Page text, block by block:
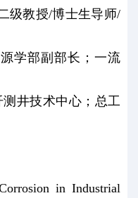
级教授/博士生导师/
学部副部长；一流
测井技术中心；总工
in Industrial